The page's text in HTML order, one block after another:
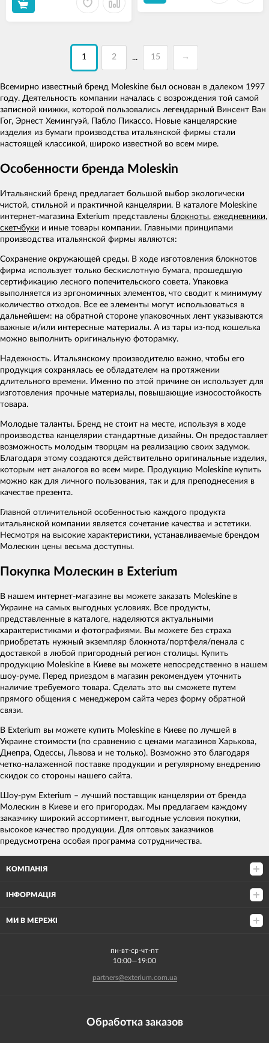
1 2 ... 15 →
Всемирно известный бренд Moleskine был основан в далеком 1997
году. Деятельность компании началась с возрождения той самой
записной книжки, которой пользовались легендарный Винсент Ван
Гог, Эрнест Хемингуэй, Пабло Пикассо. Новые канцелярские
изделия из бумаги производства итальянской фирмы стали
настоящей классикой, широко известной во всем мире.
Особенности бренда Moleskin
Итальянский бренд предлагает большой выбор экологически
чистой, стильной и практичной канцелярии. В каталоге Moleskine
интернет-магазина Exterium представлены блокноты, ежедневники,
скетчбуки и иные товары компании. Главными принципами
производства итальянской фирмы являются:
Сохранение окружающей среды. В ходе изготовления блокнотов
фирма использует только бескислотную бумага, прошедшую
сертификацию лесного попечительского совета. Упаковка
выполняется из эргономичных элементов, что сводит к минимуму
количество отходов. Все ее элементы могут использоваться в
дальнейшем: на обратной стороне упаковочных лент указываются
важные и/или интересные материалы. А из тары из-под кошелька
можно выполнить оригинальную фоторамку.
Надежность. Итальянскому производителю важно, чтобы его
продукция сохранялась ее обладателем на протяжении
длительного времени. Именно по этой причине он использует для
изготовления прочные материалы, повышающие износостойкость
товара.
Молодые таланты. Бренд не стоит на месте, используя в ходе
производства канцелярии стандартные дизайны. Он предоставляет
возможность молодым творцам на реализацию своих задумок.
Благодаря этому создаются действительно оригинальные изделия,
которым нет аналогов во всем мире. Продукцию Moleskine купить
можно как для личного пользования, так и для преподнесения в
качестве презента.
Главной отличительной особенностью каждого продукта
итальянской компании является сочетание качества и эстетики.
Несмотря на высокие характеристики, устанавливаемые брендом
Молескин цены весьма доступны.
Покупка Молескин в Exterium
В нашем интернет-магазине вы можете заказать Moleskine в
Украине на самых выгодных условиях. Все продукты,
представленные в каталоге, наделяются актуальными
характеристиками и фотографиями. Вы можете без страха
приобретать нужный экземпляр блокнота/портфеля/пенала с
доставкой в любой пригородный регион столицы. Купить
продукцию Moleskine в Киеве вы можете непосредственно в нашем
шоу-руме. Перед приездом в магазин рекомендуем уточнить
наличие требуемого товара. Сделать это вы сможете путем
прямого общения с менеджером сайта через форму обратной
связи.
В Exterium вы можете купить Moleskine в Киеве по лучшей в
Украине стоимости (по сравнению с ценами магазинов Харькова,
Днепра, Одессы, Львова и не только). Возможно это благодаря
четко-налаженной поставке продукции и регулярному внедрению
скидок со стороны нашего сайта.
Шоу-рум Exterium – лучший поставщик канцелярии от бренда
Молескин в Киеве и его пригородах. Мы предлагаем каждому
заказчику широкий ассортимент, выгодные условия покупки,
высокое качество продукции. Для оптовых заказчиков
предусмотрена особая программа сотрудничества.
КОМПАНІЯ
ІНФОРМАЦІЯ
МИ В МЕРЕЖІ
пн-вт-ср-чт-пт
10:00—19:00
partners@exterium.com.ua
Обработка заказов